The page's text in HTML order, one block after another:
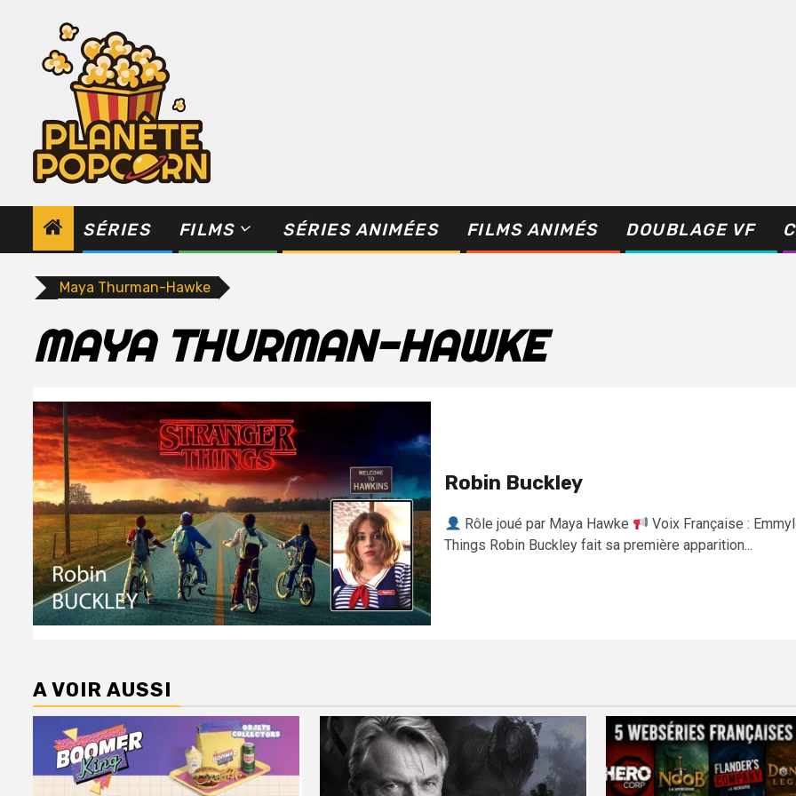
SÉRIES FILMS SÉRIES ANIMÉES FILMS ANIMÉS DOUBLAGE VF
Maya Thurman-Hawke
MAYA THURMAN-HAWKE
Robin Buckley
Rôle joué par Maya Hawke
Voix Française :
Things Robin Buckley fait sa première apparition...
A VOIR AUSSI